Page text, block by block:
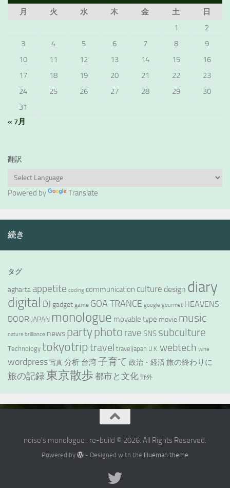
月
火 水 木 金 土
日
1
2
3
4 5 6 7 8
9
10
11 12 13 14 15
16
17
18 19 20 21 22
23
24
25 26 27 28 29
30
31
« 7月
翻訳
Powered by Translate
続き
タグ
agharta appetite coding communication culture design diary
digital DJ gadget game GOA TRANCE google gourmet HEAVENS
DOOR JAPAN monologue movable type movie music
nature brilliance news partyphoto rave SNS subculture
Technology tokyotriptravel traveljapan U.K. webtech wine
wordpress 写真 分析 台湾子育て 政治・経済 旅の終わりに
旅の記録東京散歩 都市と文化 野外
noise's monologue : re-build © 2026. All Rights Reserved.
Powered by - Designed with the Hueman theme